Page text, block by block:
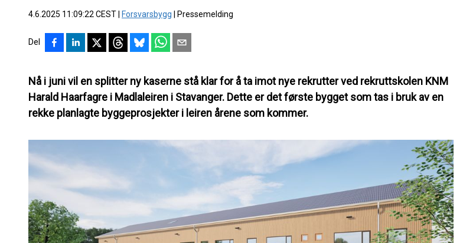
4.6.2025 11:09:22 CEST Forsvarsbygg Pressemelding
Del
Nå i juni vil en splitter ny kaserne stå klar for å ta imot nye rekrutter ved rekruttskolen KNM
Harald Haarfagre i Madlaleiren i Stavanger. Dette er det første bygget som tas i bruk av en
rekke planlagte byggeprosjekter i leiren årene som kommer.